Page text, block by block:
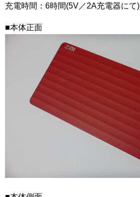
充電時間：6時間(5V／2A充電器にて)
■本体正面